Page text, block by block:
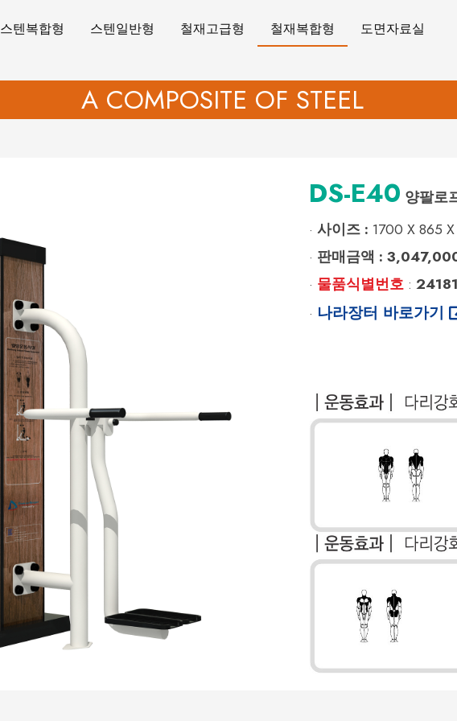
스텐복합형 스텐일반형 철재고급형 철재복합형 도면자료실
A COMPOSITE OF STEEL
DS-E40 양팔로
·사이즈 : 1700 X 865
· 판매금액 :
· 물품식별번호 :
· 나라장터 바로가기